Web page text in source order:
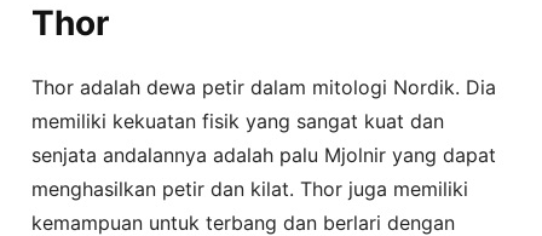
Thor
Thor adalah dewa petir dalam mitologi Nordik. Dia
memiliki kekuatan fisik yang sangat kuat dan
senjata andalannya adalah palu Mjolnir yang dapat
menghasilkan petir dan kilat. Thor juga memiliki
kemampuan untuk terbang dan berlari dengan